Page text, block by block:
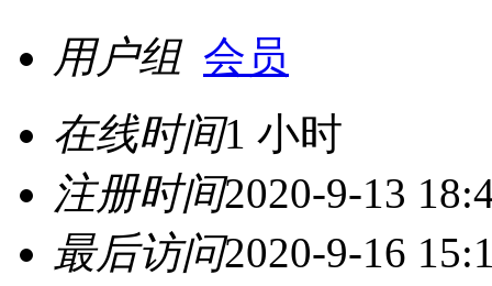
用户组 会员
在线时间1 小时
注册时间2020-9-13
最后访问2020-9-16